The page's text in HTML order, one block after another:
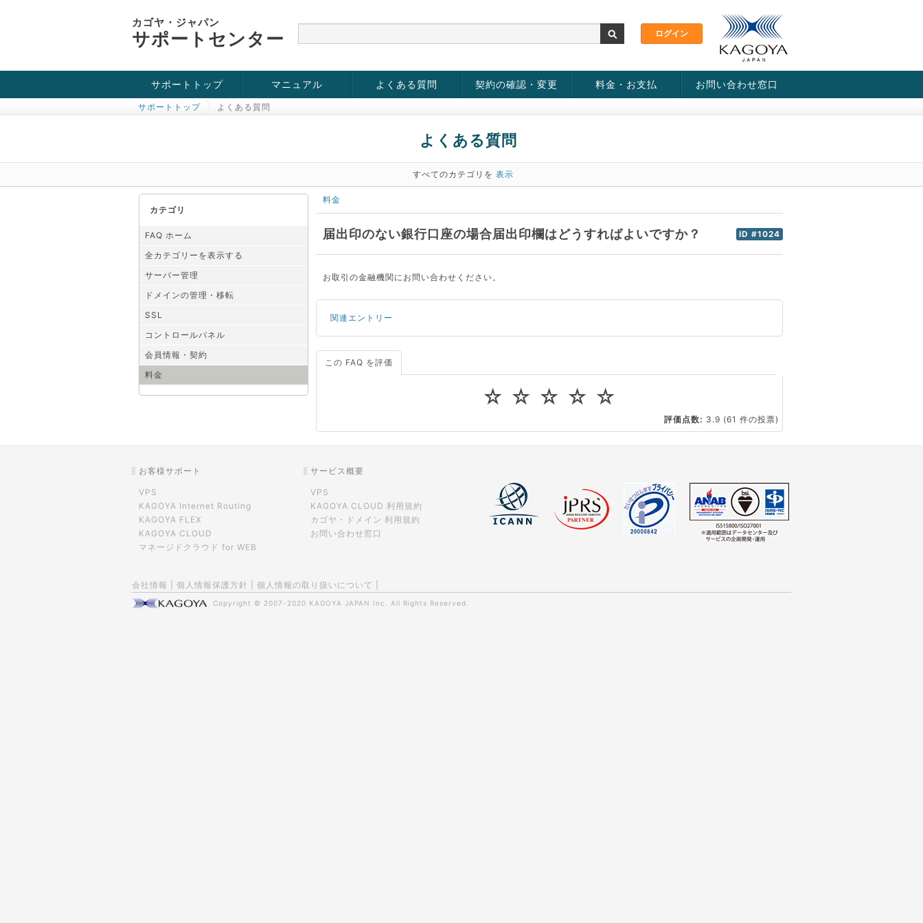
カゴヤ・ジャパン
サポートセンター
サポートトップ
お役立ち情報
チュートリアル
障害・メンテナンス情報
マニュアル よくある質問 契約の確認・変更 料金・お支払 お問い合わせ窓口
サポートトップ よくある質問
よくある質問
すべてのカテゴリを 表示
カテゴリ
FAQ ホーム
全カテゴリーを表示する
サーバー管理
ドメインの管理・移転
SSL
コントロールパネル
会員情報・契約
料金
料金
ID #1024
届出印のない銀行口座の場合届出印欄はどうすればよいですか？
お取引の金融機関にお問い合わせください。
関連エントリー
サーバーが重いので調査してほしい
CPUやメモリをアップグレードしたい
この FAQ を評価
☆
☆
☆
☆
☆
評価点数: 3.9 (61 件の投票)
お客様サポート
VPS
KAGOYA Internet Routing
KAGOYA FLEX
KAGOYA CLOUD
マネージドクラウド for WEB
サービス概要
VPS
KAGOYA CLOUD 利用規約
カゴヤ・ドメイン 利用規約
お問い合わせ窓口
会社情報 個人情報保護方針 個人情報の取り扱いについて
Copyright © 2007-2020 KAGOYA JAPAN Inc. All Rights Reserved.